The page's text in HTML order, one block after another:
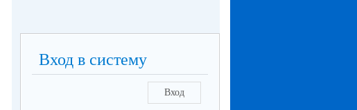
Вход в систему
Вход